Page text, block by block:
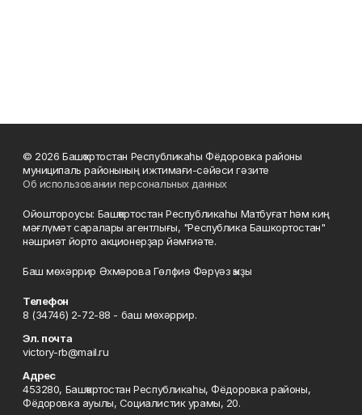
© 2026 Башҡортостан Республикаһы Фёдоровка районы
муниципаль районының ижтимағи-сәйәси гәзите
Об использовании персональных данных
Ойоштороусы: Башҡортостан Республикаһы Матбуғат һәм киң
мәғлүмәт саралары агентлығы, "Республика Башкортостан"
нәшриәт йорто акционерҙар йәмғиәте.
Баш мөхәррир Әхмәрова Гөлфиә Фәрүәз ҡыҙы
Телефон
8 (34746) 2-72-88 - баш мөхәррир.
Эл. почта
victory-rb@mail.ru
Адрес
453280, Башҡортостан Республикаһы, Фёдоровка районы,
Фёдоровка ауылы, Социалистик урамы, 20.